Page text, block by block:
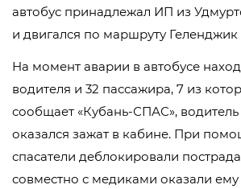
автобус принадлежал ИП из
и двигался по маршруту
На момент аварии в автобусе
водителя и 32 пассажира, 7 из
сообщает «Кубань-СПАС», водитель
оказался зажат в кабине. При
спасатели деблокировали
совместно с медиками оказали